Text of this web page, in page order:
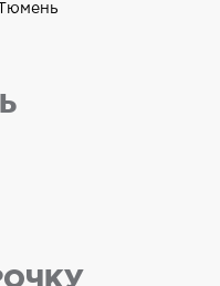
Тюмень